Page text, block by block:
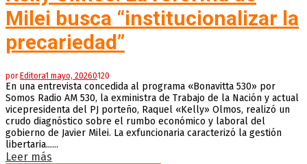
Milei busca “institucionalizar la
precariedad”
porEditora1 mayo, 20260120
En una entrevista concedida al programa «Bonavitta 530» por
Somos Radio AM 530, la exministra de Trabajo de la Nación y actual
vicepresidenta del PJ porteño, Raquel «Kelly» Olmos, realizó un
crudo diagnóstico sobre el rumbo económico y laboral del
gobierno de Javier Milei. La exfuncionaria caracterizó la gestión
libertaria......
Leer más